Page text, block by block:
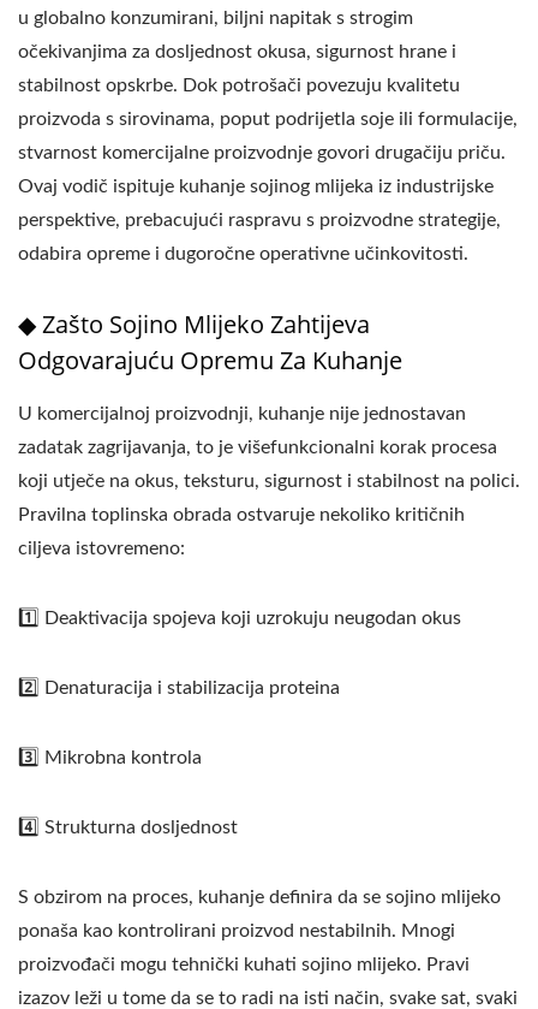
u globalno konzumirani, biljni napitak s strogim
očekivanjima za dosljednost okusa, sigurnost hrane i
stabilnost opskrbe. Dok potrošači povezuju kvalitetu
proizvoda s sirovinama, poput podrijetla soje ili formulacije,
stvarnost komercijalne proizvodnje govori drugačiju priču.
Ovaj vodič ispituje kuhanje sojinog mlijeka iz industrijske
perspektive, prebacujući raspravu s proizvodne strategije,
odabira opreme i dugoročne operativne učinkovitosti.
◆ Zašto Sojino Mlijeko Zahtijeva
Odgovarajuću Opremu Za Kuhanje
U komercijalnoj proizvodnji, kuhanje nije jednostavan
zadatak zagrijavanja, to je višefunkcionalni korak procesa
koji utječe na okus, teksturu, sigurnost i stabilnost na polici.
Pravilna toplinska obrada ostvaruje nekoliko kritičnih
ciljeva istovremeno:
1️⃣ Deaktivacija spojeva koji uzrokuju neugodan okus
2️⃣ Denaturacija i stabilizacija proteina
3️⃣ Mikrobna kontrola
4️⃣ Strukturna dosljednost
S obzirom na proces, kuhanje definira da se sojino mlijeko
ponaša kao kontrolirani proizvod nestabilnih. Mnogi
proizvođači mogu tehnički kuhati sojino mlijeko. Pravi
izazov leži u tome da se to radi na isti način, svake sat, svaki